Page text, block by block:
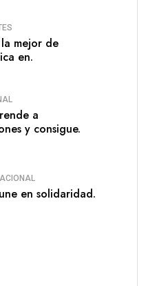
mejor de
en.
a
y consigue.
en solidaridad.